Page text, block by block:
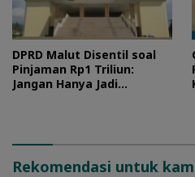
DPRD Malut Disentil soal
Pinjaman Rp1 Triliun:
Jangan Hanya Jadi
Rekomendasi untuk